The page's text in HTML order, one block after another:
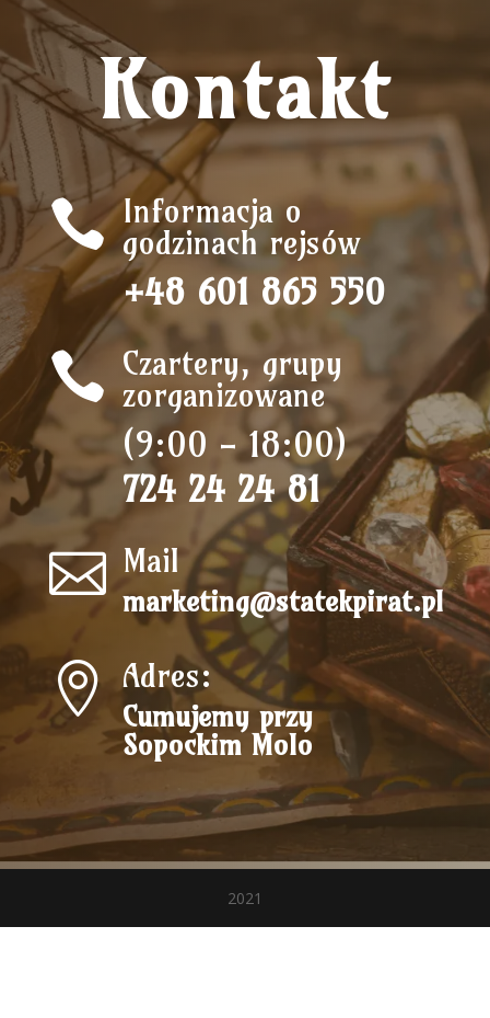
Kontakt
 Informacja o
godzinach rejsów
+48 601 865 550
 Czartery, grupy
zorganizowane
(9:00 - 18:00)
724 24 24 81
 Mail
marketing@statekpirat.pl
 Adres:
Cumujemy przy
Sopockim Molo
2021